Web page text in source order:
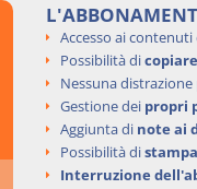
costituzione di
di
Accesso ai contenuti
Possibilità di
Nessuna
Gestione dei propri
Aggiunta di note ai
Possibilità di
Interruzione